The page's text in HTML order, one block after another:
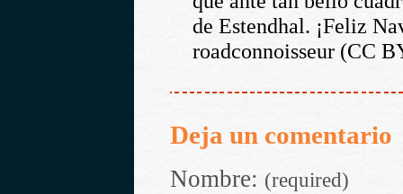
de Estendhal. ¡Feliz
roadconnoisseur (CC
Deja un comentario
Nombre: (required)